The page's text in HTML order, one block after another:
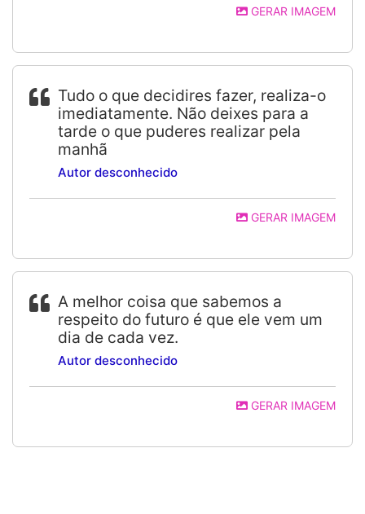
GERAR IMAGEM
Tudo o que decidires fazer, realiza-o
imediatamente. Não deixes para a
tarde o que puderes realizar pela
manhã
Autor desconhecido
GERAR IMAGEM
A melhor coisa que sabemos a
respeito do futuro é que ele vem um
dia de cada vez.
Autor desconhecido
GERAR IMAGEM